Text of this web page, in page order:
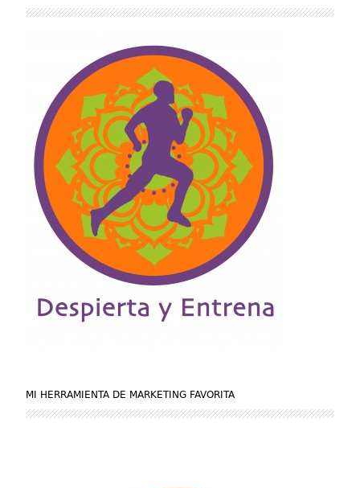
MI HERRAMIENTA DE MARKETING FAVORITA